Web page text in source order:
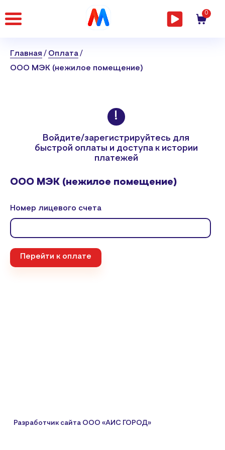
Главная
страница
0
Главная
Оплата
ООО МЭК (нежилое помещение)
Войдите/зарегистрируйтесь для
быстрой оплаты и доступа к истории
платежей
ООО МЭК (нежилое помещение)
Номер лицевого счета
Перейти к оплате
Разработчик сайта ООО «АИС ГОРОД»